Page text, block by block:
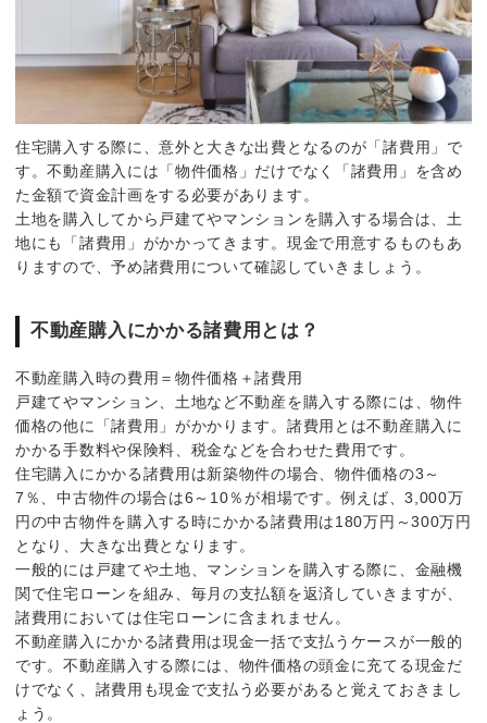
住宅購入する際に、意外と大きな出費となるのが「諸費用」で
す。不動産購入には「物件価格」だけでなく「諸費用」を含め
た金額で資金計画をする必要があります。
土地を購入してから戸建てやマンションを購入する場合は、土
地にも「諸費用」がかかってきます。現金で用意するものもあ
りますので、予め諸費用について確認していきましょう。
不動産購入にかかる諸費用とは？
不動産購入時の費用＝物件価格＋諸費用
戸建てやマンション、土地など不動産を購入する際には、物件
価格の他に「諸費用」がかかります。諸費用とは不動産購入に
かかる手数料や保険料、税金などを合わせた費用です。
住宅購入にかかる諸費用は新築物件の場合、物件価格の3～
7％、中古物件の場合は6～10％が相場です。例えば、3,000万
円の中古物件を購入する時にかかる諸費用は180万円～300万円
となり、大きな出費となります。
一般的には戸建てや土地、マンションを購入する際に、金融機
関で住宅ローンを組み、毎月の支払額を返済していきますが、
諸費用においては住宅ローンに含まれません。
不動産購入にかかる諸費用は現金一括で支払うケースが一般的
です。不動産購入する際には、物件価格の頭金に充てる現金だ
けでなく、諸費用も現金で支払う必要があると覚えておきまし
ょう。